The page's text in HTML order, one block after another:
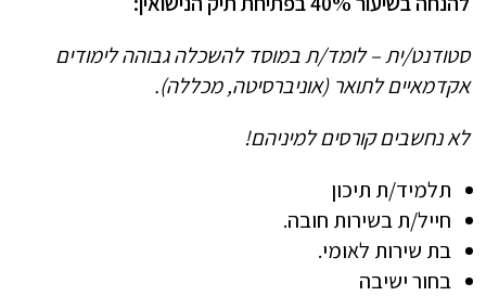
סטודנט/ית – לומד/ת במוסד להשכלה גבוהה לימודים
אקדמאיים לתואר (אוניברסיטה, מכללה).
לא נחשבים קורסים למיניהם!
תלמיד/ת תיכון
חייל/ת בשירות חובה.
בת שירות לאומי.
בחור ישיבה